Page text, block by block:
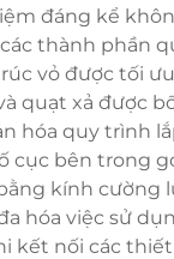
đáng kể
thành phần
vỏ được tối
quạt xả được
hóa quy trình
cục bên trong
kính cường
hóa việc sử
kết nối các